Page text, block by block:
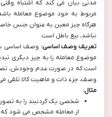
مدنی بیان می کند که اشتباه
هرگاه چیز معین به عنوان جنس
نباشد، بیع باطل است.
تعریف وصف اساسی: وصف اساسی
موضوع معامله را به چیز دیگری
است که در صورت عدم وجودش،
وصف، جزء ذات و ماهیت کالا تلقی
مثال:
شخصی یک گردنبند را به
از معامله مشخص می شود که